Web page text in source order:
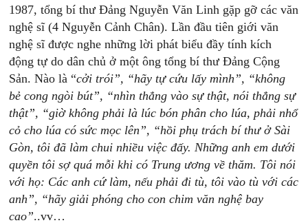
1987, tổng bí thư Đảng Nguyễn Văn Linh gặp gỡ các văn
nghệ sĩ (4 Nguyễn Cảnh Chân). Lần đầu tiên giới văn
nghệ sĩ được nghe những lời phát biểu đầy tính kích
động tự do dân chủ ở một ông tổng bí thư Đảng Cộng
Sản. Nào là “cởi trói”, “hãy tự cứu lấy mình”, “không
bẻ cong ngòi bút”, “nhìn thẳng vào sự thật, nói thẳng sự
thật”, “giờ không phải là lúc bón phân cho lúa, phải nhổ
cỏ cho lúa có sức mọc lên”, “hồi phụ trách bí thư ở Sài
Gòn, tôi đã làm chui nhiều việc đấy. Những anh em dưới
quyền tôi sợ quá mỗi khi có Trung ương về thăm. Tôi nói
với họ: Các anh cứ làm, nếu phải đi tù, tôi vào tù với các
anh”, “hãy giải phóng cho con chim văn nghệ bay
cao”..vv…